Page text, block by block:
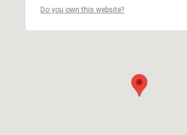
Do you own this website?